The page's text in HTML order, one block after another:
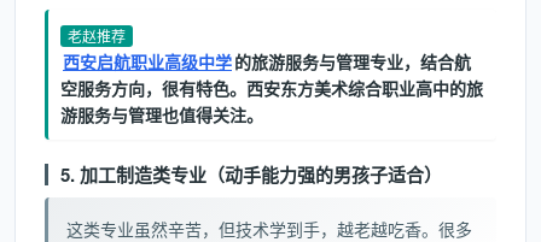
老赵推荐
西安启航职业高级中学的旅游服务与管理专业，结合航
空服务方向，很有特色。西安东方美术综合职业高中的旅
游服务与管理也值得关注。
5. 加工制造类专业（动手能力强的男孩子适合）
这类专业虽然辛苦，但技术学到手，越老越吃香。很多